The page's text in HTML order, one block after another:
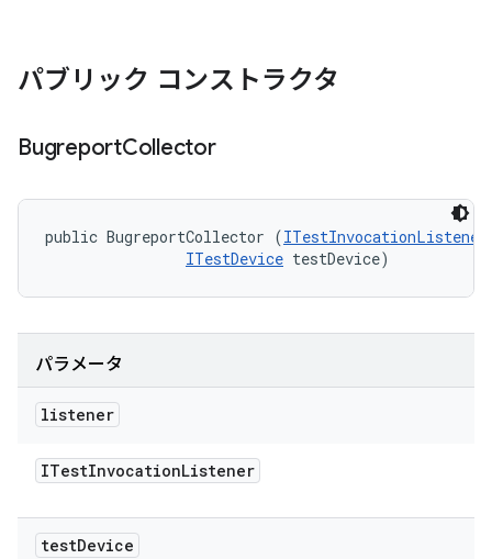
パブリック コンストラクタ
BugreportCollector
public BugreportCollector (ITestInvocationListener
ITestDevice testDevice)
パラメータ
listener
ITestInvocationListener
testDevice